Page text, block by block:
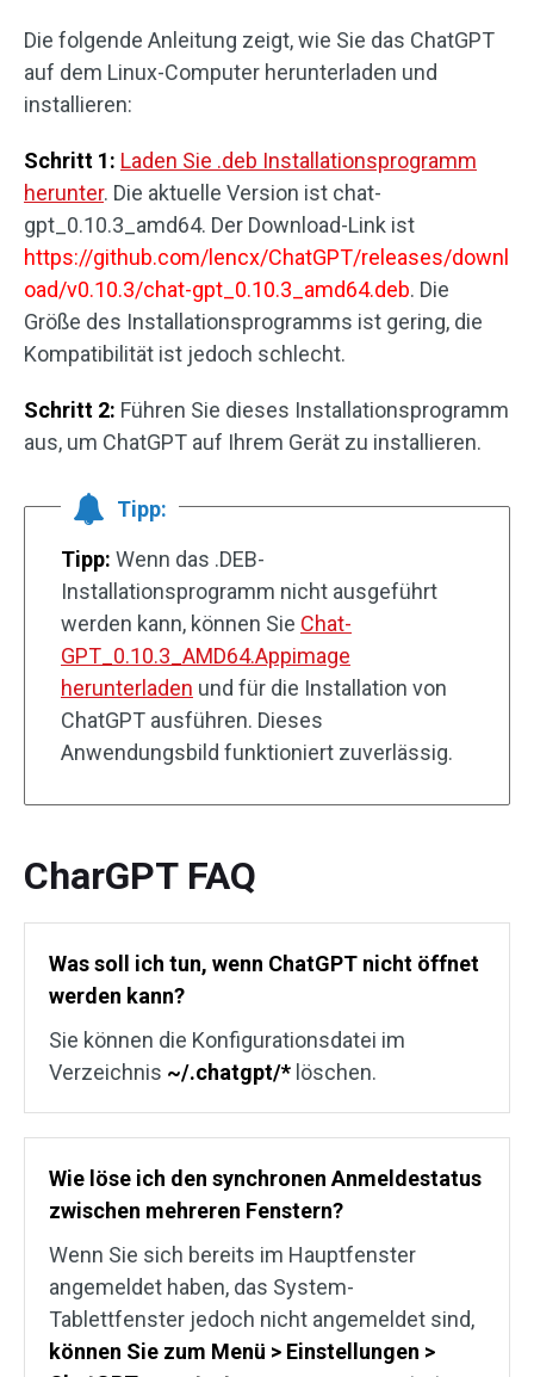
Die folgende Anleitung zeigt, wie Sie das ChatGPT
auf dem Linux-Computer herunterladen und
installieren:
Schritt 1: Laden Sie .deb Installationsprogramm
herunter. Die aktuelle Version ist chat-
gpt_0.10.3_amd64. Der Download-Link ist
https://github.com/lencx/ChatGPT/releases/downl
oad/v0.10.3/chat-gpt_0.10.3_amd64.deb. Die
Größe des Installationsprogramms ist gering, die
Kompatibilität ist jedoch schlecht.
Schritt 2: Führen Sie dieses Installationsprogramm
aus, um ChatGPT auf Ihrem Gerät zu installieren.
Tipp:
Tipp: Wenn das .DEB-
Installationsprogramm nicht ausgeführt
werden kann, können Sie Chat-
GPT_0.10.3_AMD64.Appimage
herunterladen und für die Installation von
ChatGPT ausführen. Dieses
Anwendungsbild funktioniert zuverlässig.
CharGPT FAQ
Was soll ich tun, wenn ChatGPT nicht öffnet
werden kann?
Sie können die Konfigurationsdatei im
Verzeichnis ~/.chatgpt/* löschen.
Wie löse ich den synchronen Anmeldestatus
zwischen mehreren Fenstern?
Wenn Sie sich bereits im Hauptfenster
angemeldet haben, das System-
Tablettfenster jedoch nicht angemeldet sind,
können Sie zum Menü > Einstellungen >